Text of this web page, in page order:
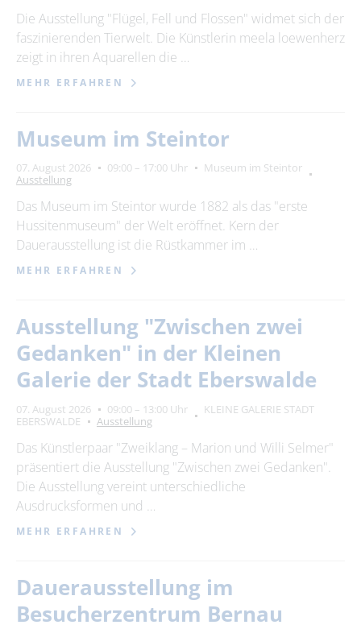
Kategorie
Suchbegriff
bitte wählen
Ort
Die Ausstellung "Flügel, Fell und Flossen" widmet sich der
faszinierenden Tierwelt. Die Künstlerin meela loewenherz
zeigt in ihren Aquarellen die …
MEHR ERFAHREN
Museum im Steintor
07. August 2026 09:00 – 17:00 Uhr
Museum im Steintor
Ausstellung
Das Museum im Steintor wurde 1882 als das "erste
Hussitenmuseum" der Welt eröffnet. Kern der
Dauerausstellung ist die Rüstkammer im …
MEHR ERFAHREN
Ausstellung "Zwischen zwei
Gedanken" in der Kleinen
Galerie der Stadt Eberswalde
07. August 2026 09:00 – 13:00 Uhr
KLEINE GALERIE STADT
EBERSWALDE
Ausstellung
Das Künstlerpaar "Zweiklang – Marion und Willi Selmer"
präsentiert die Ausstellung "Zwischen zwei Gedanken".
Die Ausstellung vereint unterschiedliche
Ausdrucksformen und …
MEHR ERFAHREN
Dauerausstellung im
Besucherzentrum Bernau